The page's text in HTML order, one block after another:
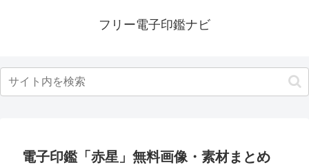
フリー電子印鑑ナビ
電子印鑑「赤星」無料画像・素材まとめ